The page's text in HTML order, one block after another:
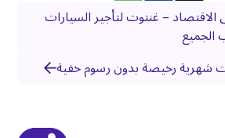
الاقتصاد – غنتوت لتأجير السيارات
الجميع
شهرية رخيصة بدون رسوم خفية